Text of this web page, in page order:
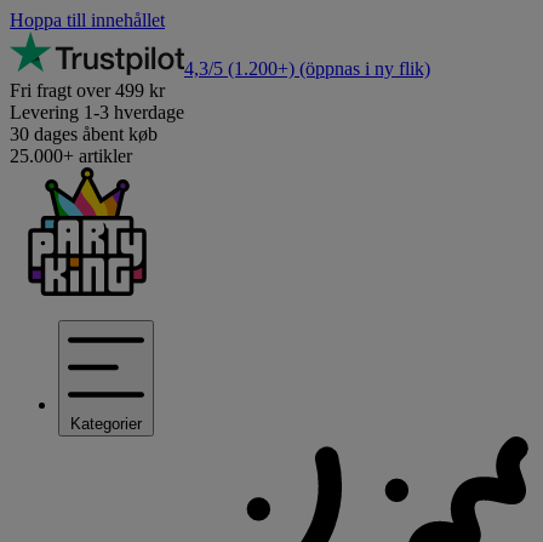
Hoppa till innehållet
4,3/5 (1.200+) (öppnas i ny flik)
Fri fragt over 499 kr
Levering 1-3 hverdage
30 dages åbent køb
25.000+ artikler
Kategorier